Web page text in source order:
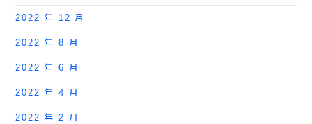
2022 年 12 月
2022 年 8 月
2022 年 6 月
2022 年 4 月
2022 年 2 月